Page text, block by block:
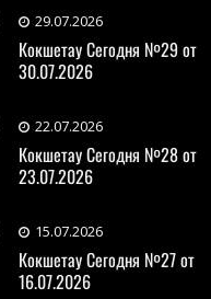
29.07.2026
Кокшетау Сегодня №29 от
30.07.2026
22.07.2026
Кокшетау Сегодня №28 от
23.07.2026
15.07.2026
Кокшетау Сегодня №27 от
16.07.2026